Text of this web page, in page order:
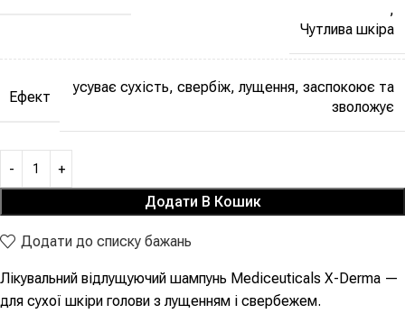
,
Чутлива шкіра
Ефект
усуває сухість, свербіж, лущення, заспокоює та
зволожує
Додати В Кошик
Додати до списку бажань
Лікувальний відлущуючий шампунь Mediceuticals X-Derma —
для сухої шкіри голови з лущенням і свербежем.